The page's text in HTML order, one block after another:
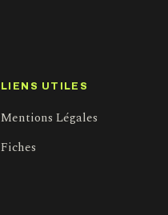
LIENS UTILES
Mentions Légales
Fiches